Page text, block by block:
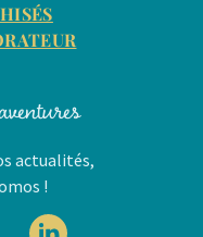
actualités,
!